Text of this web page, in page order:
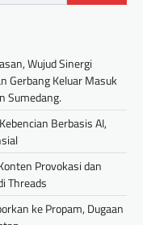
Wujud Sinergi
Gerbang Keluar Masuk
Sumedang.
Berbasis AI,
Provokasi dan
Threads
ke Propam, Dugaan